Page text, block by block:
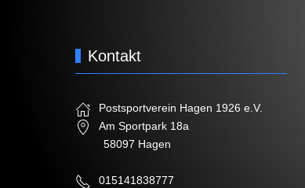
Kontakt
Postsportverein Hagen 1926 e.V.
Am Sportpark 18a
58097 Hagen
015141838777